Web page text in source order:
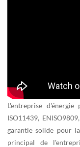
L'entreprise
ISO11439,
garantie solide pour
principal de